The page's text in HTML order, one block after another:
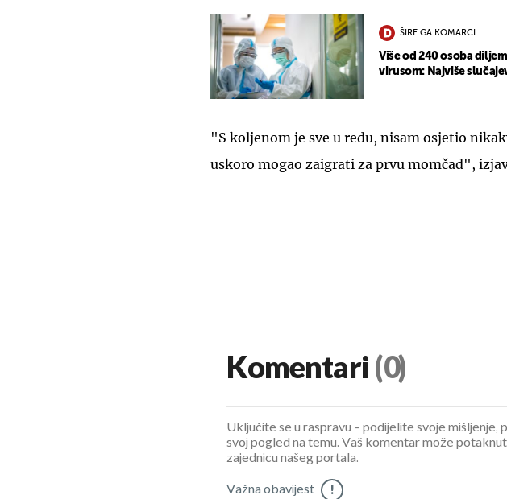
ŠIRE GA KOMARCI
Više od 240 osoba
virusom: Najviše
"S koljenom je sve u redu, nisam osjetio
uskoro mogao zaigrati za prvu momčad",
Komentari (0)
Uključite se u raspravu – podijelite svoje mišljenje,
svoj pogled na temu. Vaš komentar može
zajednicu našeg portala.
Važna obavijest !